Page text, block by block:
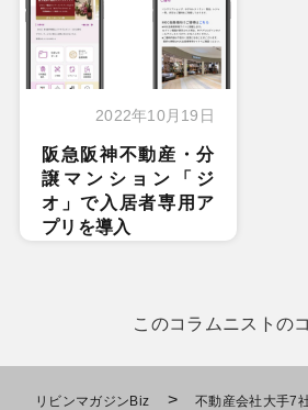
2022年10月19日
阪急阪神不動産・分
譲マンション「ジ
オ」で入居者専用ア
プリを導入
このコラムニストの
リビンマガジンBiz > 不動産会社大手7